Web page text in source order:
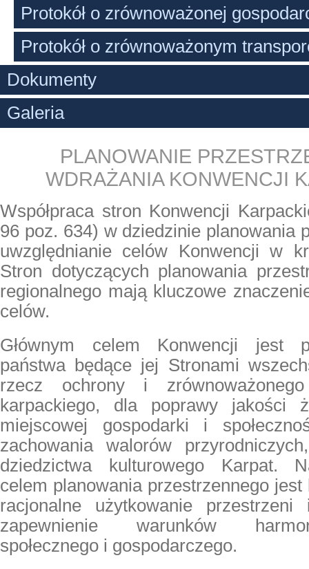
Protokół o zrównoważonej
Protokół o zrównoważonym
Dokumenty
Galeria
PLANOWANIE
WDRAŻANIA KONWENCJI
Współpraca stron Konwencji
96 poz. 634) w dziedzinie planowania
uwzględnianie celów Konwencji w
Stron dotyczących planowania
regionalnego mają kluczowe
celów.
Głównym celem Konwencji jest
państwa będące jej Stronami
rzecz ochrony i
karpackiego, dla poprawy jakości
miejscowej gospodarki i
zachowania walorów
dziedzictwa kulturowego Karpat.
celem planowania przestrzennego jest
racjonalne użytkowanie
zapewnienie warunków
społecznego i gospodarczego.